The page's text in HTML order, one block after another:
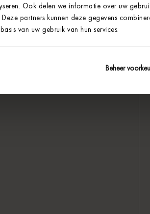
Ook delen we informatie over uw
partners kunnen deze gegevens
van uw gebruik van hun services.
Beheer